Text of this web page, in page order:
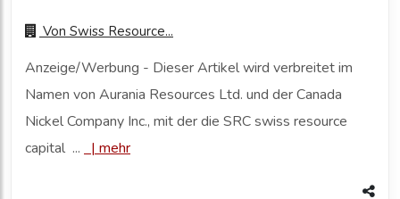
Von Swiss Resource...
Anzeige/Werbung - Dieser Artikel wird verbreitet im
Namen von Aurania Resources Ltd. und der Canada
Nickel Company Inc., mit der die SRC swiss resource
capital ...
| mehr